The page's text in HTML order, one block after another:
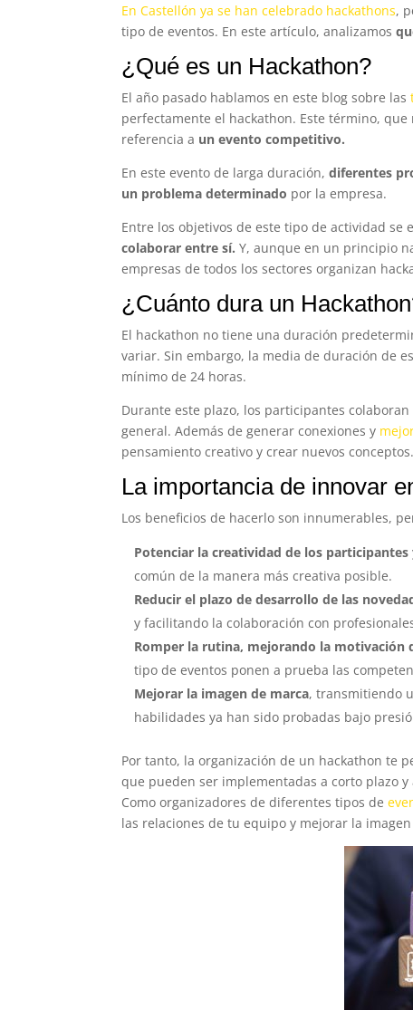
En Castellón ya se han celebrado hackathons,
tipo de eventos. En este artículo, analizamos
¿Qué es un Hackathon?
El año pasado hablamos en este blog sobre las
perfectamente el hackathon. Este término,
referencia a un evento competitivo.
En este evento de larga duración,diferentes
un problema determinado por la empresa.
Entre los objetivos de este tipo de actividad
colaborar entre sí.Y, aunque en un principio
empresas de todos los sectores organizan
¿Cuánto dura un
El hackathon no tiene una duración
variar. Sin embargo, la media de duración de
mínimo de 24 horas.
Durante este plazo, los participantes
general. Además de generar conexiones y
pensamiento creativo y crear nuevos conceptos.
La importancia de innovar
Los beneficios de hacerlo son innumerables,
Potenciar la creatividad de los
común de la manera más creativa posible.
Reducir el plazo de desarrollo de las
y facilitando la colaboración con
Romper la rutina, mejorando la motivación
tipo de eventos ponen a prueba las
Mejorar la imagen de marca, transmitiendo
habilidades ya han sido probadas bajo
Por tanto, la organización de un hackathon te
que pueden ser implementadas a corto plazo
Como organizadores de diferentes tipos de
las relaciones de tu equipo y mejorar la